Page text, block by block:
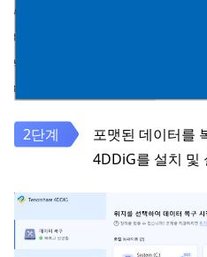
포맷된 데이터를
4DDiG를 설치 및